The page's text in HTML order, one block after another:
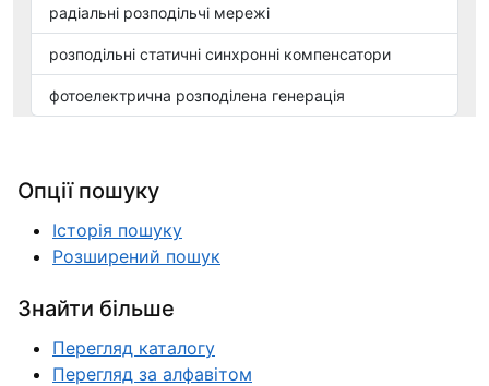
радіальні розподільчі мережі
розподільні статичні синхронні компенсатори
фотоелектрична розподілена генерація
Опції пошуку
Історія пошуку
Розширений пошук
Знайти більше
Перегляд каталогу
Перегляд за алфавітом